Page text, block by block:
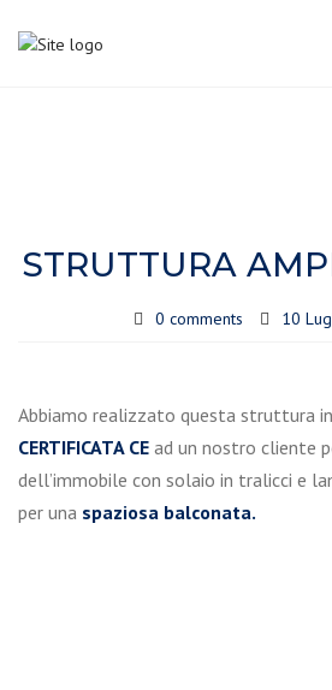
STRUTTURA
0 comments 10
Abbiamo realizzato questa struttura
CERTIFICATA CE ad un nostro cliente
dell’immobile con solaio in tralicci e
per una spaziosa balconata.